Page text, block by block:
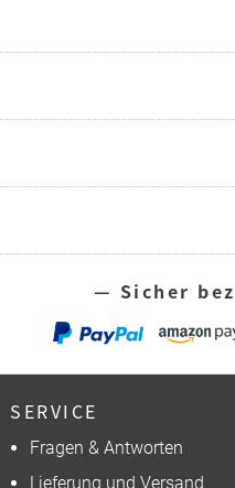
— Sicher
SERVICE
Fragen & Antworten
Lieferung und Versand